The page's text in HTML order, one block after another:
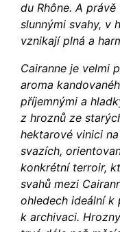
du Rhône. A
slunnými svahy, v
vznikají plná a
Cairanne je velmi
aroma
příjemnými a
z hroznů ze
hektarové vinici
svazích,
konkrétní terroir,
svahů mezi
ohledech ideální k
k archivaci.